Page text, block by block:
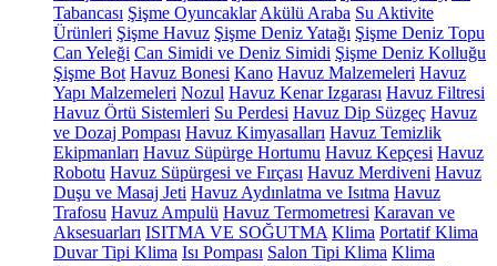
Tabancası Şişme Oyuncaklar Akülü Araba Su Aktivite
Ürünleri Şişme Havuz Şişme Deniz Yatağı Şişme Deniz Topu
Can Yeleği Can Simidi ve Deniz Simidi Şişme Deniz Kolluğu
Şişme Bot Havuz Bonesi Kano Havuz Malzemeleri Havuz
Yapı Malzemeleri Nozul Havuz Kenar Izgarası Havuz Filtresi
Havuz Örtü Sistemleri Su Perdesi Havuz Dip Süzgeç Havuz
ve Dozaj Pompası Havuz Kimyasalları Havuz Temizlik
Ekipmanları Havuz Süpürge Hortumu Havuz Kepçesi Havuz
Robotu Havuz Süpürgesi ve Fırçası Havuz Merdiveni Havuz
Duşu ve Masaj Jeti Havuz Aydınlatma ve Isıtma Havuz
Trafosu Havuz Ampulü Havuz Termometresi Karavan ve
Aksesuarları ISITMA VE SOĞUTMA Klima Portatif Klima
Duvar Tipi Klima Isı Pompası Salon Tipi Klima Klima